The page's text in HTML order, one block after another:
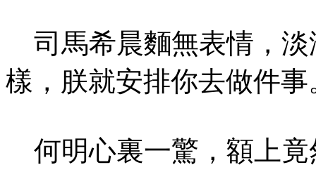
司馬希晨麵無表情，淡
樣，朕就安排你去做件事
何明心裏一驚，額上竟